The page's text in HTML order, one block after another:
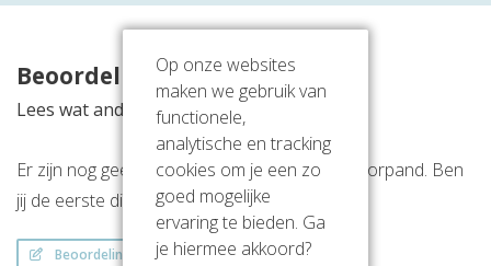
Beoordelingen
Lees wat anderen vinden van deze locatie
Er zijn nog geen beoordelingen over dit kantoorpand. Ben
jij de eerste die een beoordeling achterlaat?
Beoordeling schrijven
Op onze websites
maken we gebruik van
functionele,
analytische en tracking
cookies om je een zo
goed mogelijke
ervaring te bieden. Ga
je hiermee akkoord?